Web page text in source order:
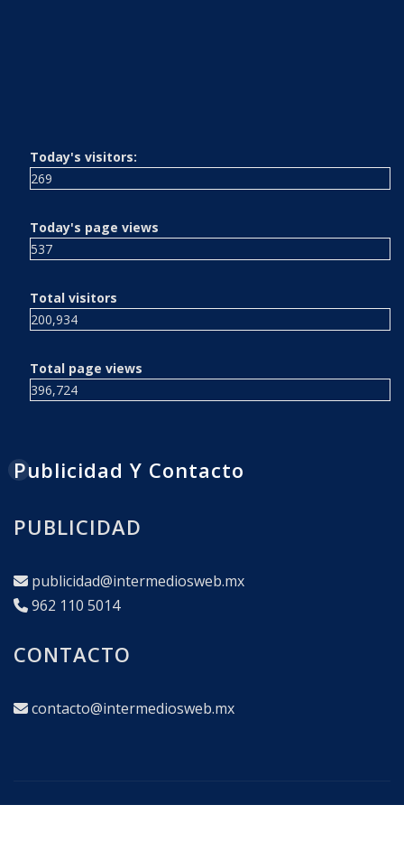
Today's visitors:
269
Today's page views
537
Total visitors
200,934
Total page views
396,724
Publicidad Y Contacto
PUBLICIDAD
publicidad@intermediosweb.mx
962 110 5014
CONTACTO
contacto@intermediosweb.mx